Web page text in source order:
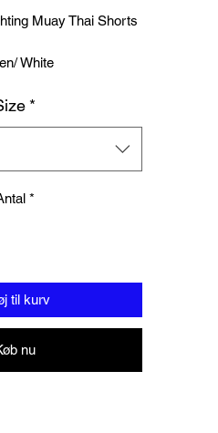
Muay Thai Shorts
White
groin area
outer thigh area
Please order a size up from your
*
*
til kurv
nu